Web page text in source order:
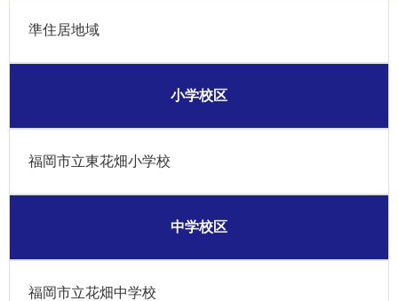
準住居地域
小学校区
福岡市立東花畑小学校
中学校区
福岡市立花畑中学校